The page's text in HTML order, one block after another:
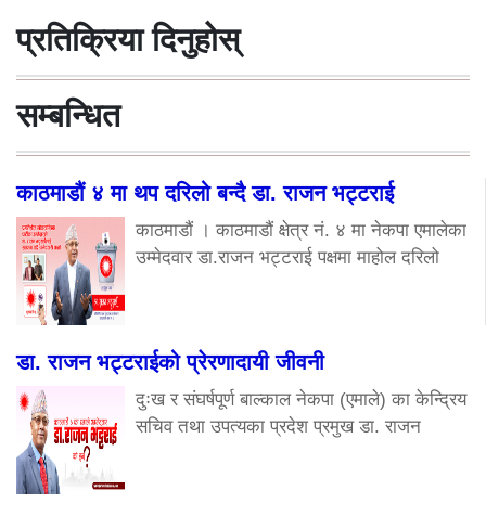
प्रतिक्रिया दिनुहोस्
सम्बन्धित
काठमाडौं ४ मा थप दरिलो बन्दै डा. राजन भट्टराई
काठमाडौं । काठमाडौं क्षेत्र नं. ४ मा नेकपा एमालेका
उम्मेदवार डा.राजन भट्टराई पक्षमा माहोल दरिलो
डा. राजन भट्टराईको प्रेरणादायी जीवनी
दुःख र संघर्षपूर्ण बाल्काल नेकपा (एमाले) का केन्द्रिय
सचिव तथा उपत्यका प्रदेश प्रमुख डा. राजन